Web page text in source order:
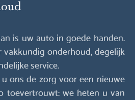
is uw auto in goede handen.
onderhoud, degelijk
service.
ons de zorg voor een nieuwe
toevertrouwt: we heten u van